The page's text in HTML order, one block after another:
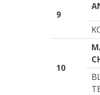
9
10